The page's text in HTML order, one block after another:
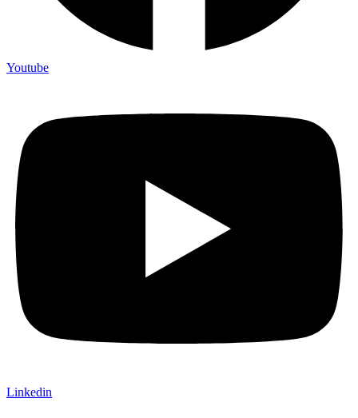
Youtube
Linkedin